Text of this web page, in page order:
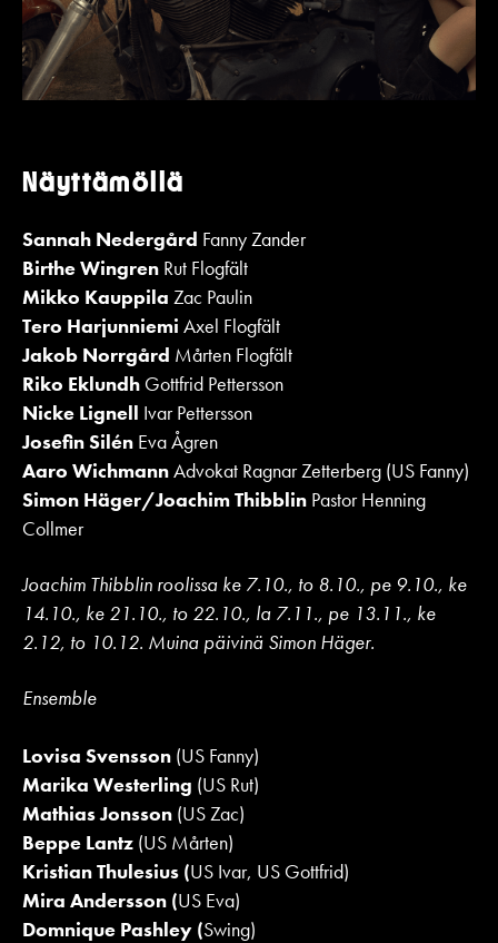
Näyttämöllä
Sannah Nedergård Fanny Zander
Birthe Wingren Rut Flogfält
Mikko Kauppila Zac Paulin
Tero Harjunniemi Axel Flogfält
Jakob Norrgård Mårten Flogfält
Riko Eklundh Gottfrid Pettersson
Nicke Lignell Ivar Pettersson
Josefin Silén Eva Ågren
Aaro WichmannAdvokat Ragnar Zetterberg (US Fanny)
Simon Häger/Joachim Thibblin Pastor Henning
Collmer
Joachim Thibblin roolissa ke 7.10., to 8.10., pe 9.10., ke
14.10., ke 21.10., to 22.10., la 7.11., pe 13.11., ke
2.12, to 10.12. Muina päivinä Simon Häger.
Ensemble
Lovisa Svensson (US Fanny)
Marika Westerling (US Rut)
Mathias Jonsson (US Zac)
Beppe Lantz (US Mårten)
Kristian Thulesius (US Ivar, US Gottfrid)
Mira Andersson (US Eva)
Domnique Pashley (Swing)